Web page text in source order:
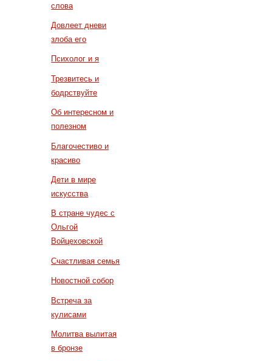
слова
Довлеет дневи
злоба его
Психолог и я
Трезвитесь и
бодрствуйте
Об интересном и
полезном
Благочестиво и
красиво
Дети в мире
искусства
В стране чудес с
Ольгой
Войцеховской
Счастливая семья
Новостной собор
Встреча за
кулисами
Молитва вылитая
в бронзе